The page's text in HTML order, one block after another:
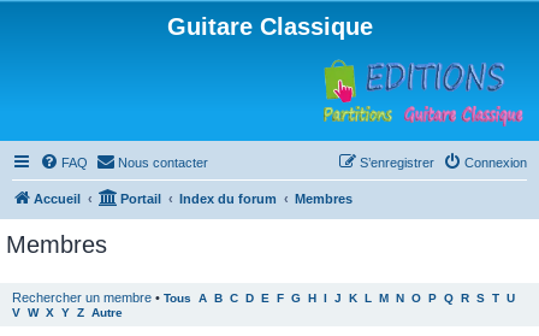
Guitare Classique
FAQ Nous contacter Connexion
S’enregistrer
Accueil Portail Index du forum Membres
Membres
Rechercher un membre • Tous A B C D E F G H I J K L M N O P Q R S T U
V W X Y Z Autre